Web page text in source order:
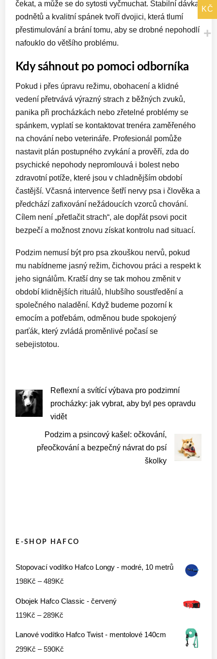
čekat, a může se do sytosti vyčmuchat. Stabilní dávka
podnětů a kvalitní spánek tvoří dvojici, která tlumí
přestimulování a brání tomu, aby se drobné nepohodlí
nafouklo do většího problému.
Kdy sáhnout po pomoci odborníka
Pokud i přes úpravu režimu, obohacení a klidné
vedení přetrvává výrazný strach z běžných zvuků,
panika při procházkách nebo zřetelné problémy se
spánkem, vyplatí se kontaktovat trenéra zaměřeného
na chování nebo veterináře. Profesionál pomůže
nastavit plán postupného zvykání a prověří, zda do
psychické nepohody nepromlouvá i bolest nebo
zdravotní potíže, které jsou v chladnějším období
častější. Včasná intervence šetří nervy psa i člověka a
předchází zafixování nežádoucích vzorců chování.
Cílem není „přetlačit strach“, ale dopřát psovi pocit
bezpečí a možnost znovu získat kontrolu nad situací.
Podzim nemusí být pro psa zkouškou nervů, pokud
mu nabídneme jasný režim, čichovou práci a respekt k
jeho signálům. Kratší dny se tak mohou změnit v
období klidnějších rituálů, hlubšího soustředění a
společného naladění. Když budeme pozorní k
emocím a potřebám, odměnou bude spokojený
parťák, který zvládá proměnlivé počasí se
sebejistotou.
Reflexní a svítící výbava pro podzimní
procházky: jak vybrat, aby byl pes opravdu
vidět
Podzim a psincový kašel: očkování,
přeočkování a bezpečný návrat do psí
školky
E-SHOP HAFCO
Stopovací vodítko Hafco Longy - modré, 10 metrů
198Kč – 489Kč
198Kč
Obojek Hafco Classic - červený
119Kč – 289Kč
119Kč
až
Lanové vodítko Hafco Twist - mentolové 140cm
299Kč – 590Kč
KČ